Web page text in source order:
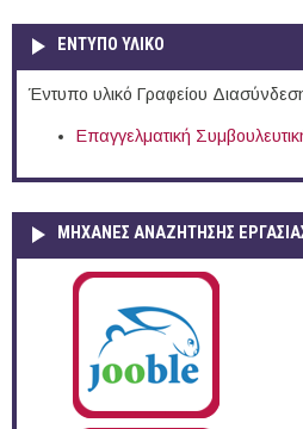
ΕΝΤΥΠΟ ΥΛΙΚΟ
Έντυπο υλικό Γραφείου
Επαγγελματική
ΜΗΧΑΝΕΣ ΑΝΑΖΗΤΗΣΗΣ